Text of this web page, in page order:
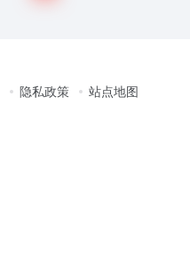
隐私政策 站点地图